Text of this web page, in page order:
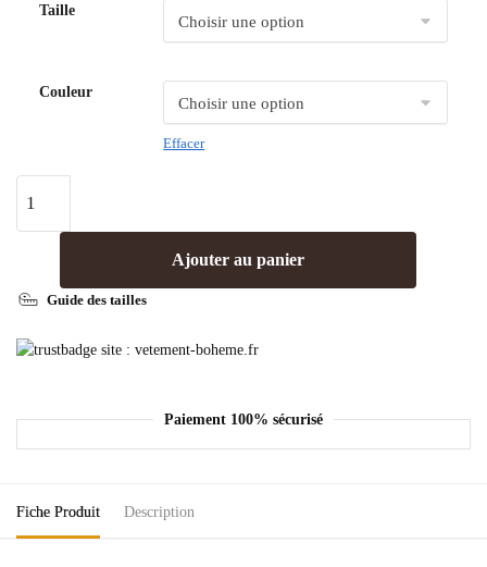
Taille
Couleur
Effacer
Ajouter au panier
Guide des tailles
Paiement 100% sécurisé
Fiche Produit Description